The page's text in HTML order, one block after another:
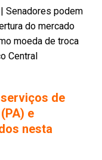
Senadores podem
do mercado
moeda de troca
Central
de
e
nesta